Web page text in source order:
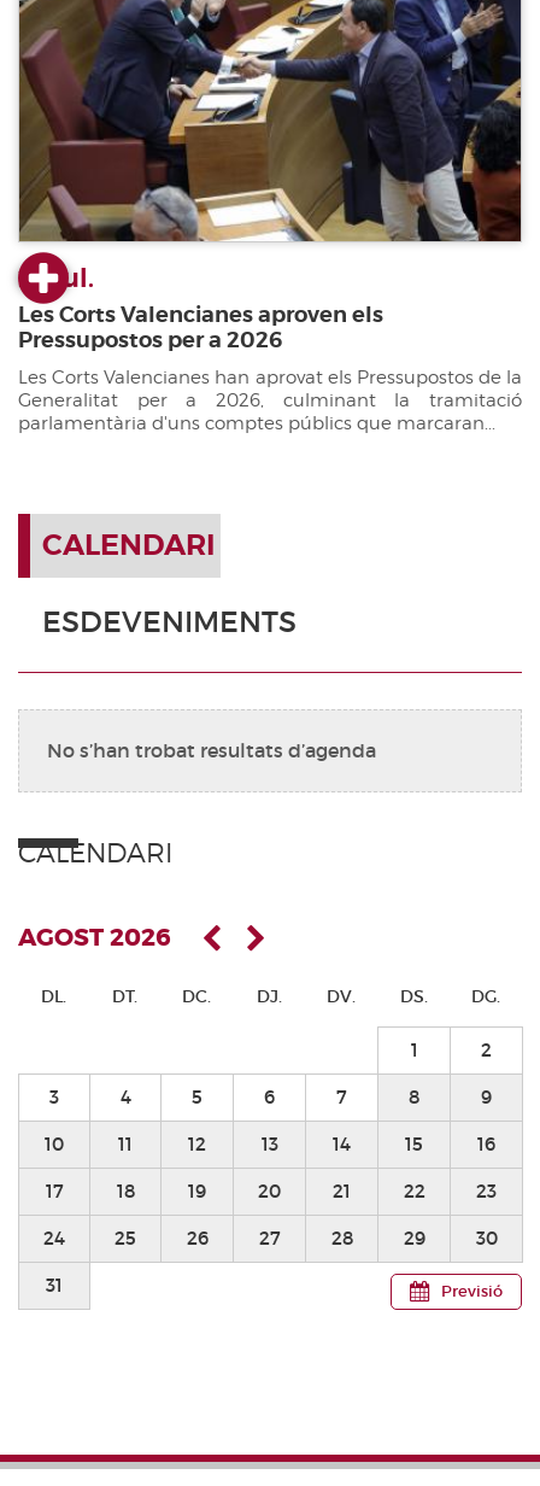
22 jul.
Les Corts Valencianes aproven els
Pressupostos per a 2026
Les Corts Valencianes han aprovat els Pressupostos de la
Generalitat per a 2026, culminant la tramitació
parlamentària d'uns comptes públics que marcaran...
CALENDARI
ESDEVENIMENTS
No s’han trobat resultats d’agenda
CALENDARI
Previsió
AGOST 2026
DL. DT. DC. DJ. DV. DS. DG.
1 2
3 4 5 6 7 8 9
10 11 12 13 14 15 16
17 18 19 20 21 22 23
24 25 26 27 28 29 30
31